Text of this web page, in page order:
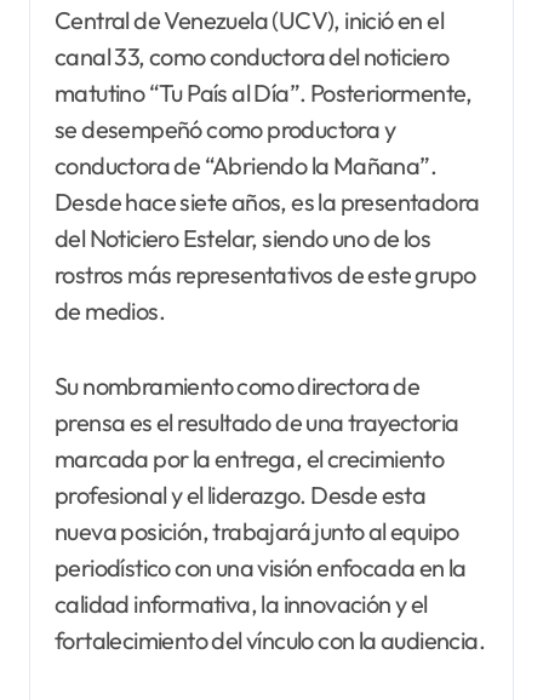
Central de Venezuela (UCV), inició en el
canal 33, como conductora del noticiero
matutino “Tu País al Día”. Posteriormente,
se desempeñó como productora y
conductora de “Abriendo la Mañana”.
Desde hace siete años, es la presentadora
del Noticiero Estelar, siendo uno de los
rostros más representativos de este grupo
de medios.
Su nombramiento como directora de
prensa es el resultado de una trayectoria
marcada por la entrega, el crecimiento
profesional y el liderazgo. Desde esta
nueva posición, trabajará junto al equipo
periodístico con una visión enfocada en la
calidad informativa, la innovación y el
fortalecimiento del vínculo con la audiencia.